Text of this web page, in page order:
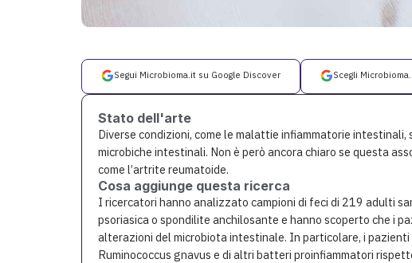
Segui Microbioma.it su Google Discover Scegli
Stato dell'arte
Diverse condizioni, come le malattie infiammatorie
microbiche intestinali. Non è però ancora chiaro se questa
come l’artrite reumatoide.
Cosa aggiunge questa ricerca
I ricercatori hanno analizzato campioni di feci di 219 adulti
psoriasica o spondilite anchilosante e hanno scoperto che i
alterazioni del microbiota intestinale. In particolare, i
Ruminococcus gnavus e di altri batteri proinfiammatori